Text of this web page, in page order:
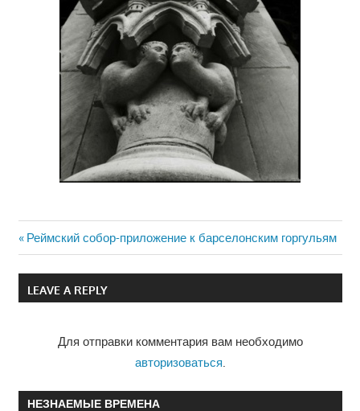
Навигация
по
Previous
Post:
Реймский собор-приложение к барселонским горгульям
LEAVE A REPLY
Для отправки комментария вам необходимо
авторизоваться
НЕЗНАЕМЫЕ ВРЕМЕНА